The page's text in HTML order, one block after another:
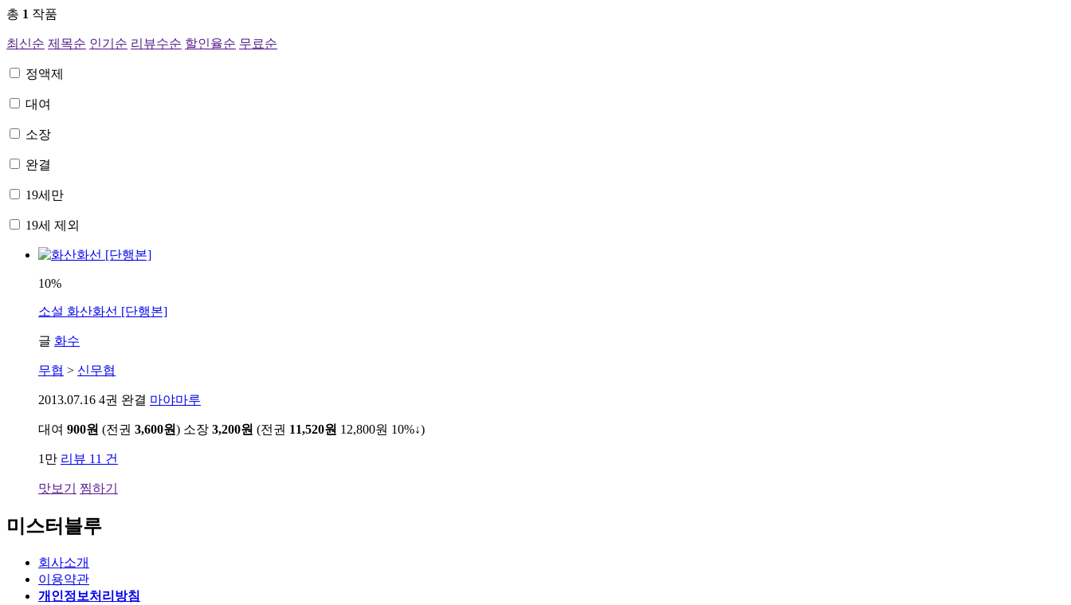
총 1 작품
최신순 제목순 인기순 리뷰수순 할인율순 무료순
정액제
대여
소장
완결
19세만
19세 제외
10%
소설 화산화선 [단행본]
글 화수
무협 > 신무협
2013.07.16 4권 완결 마야마루
대여 900원 (전권 3,600원) 소장 3,200원 (전권 11,520원 12,800원 10%↓)
1만 리뷰 11 건
맛보기 찜하기
미스터블루
회사소개
이용약관
개인정보처리방침